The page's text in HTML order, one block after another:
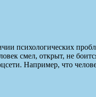
психологических
смел, открыт, не
Например, что